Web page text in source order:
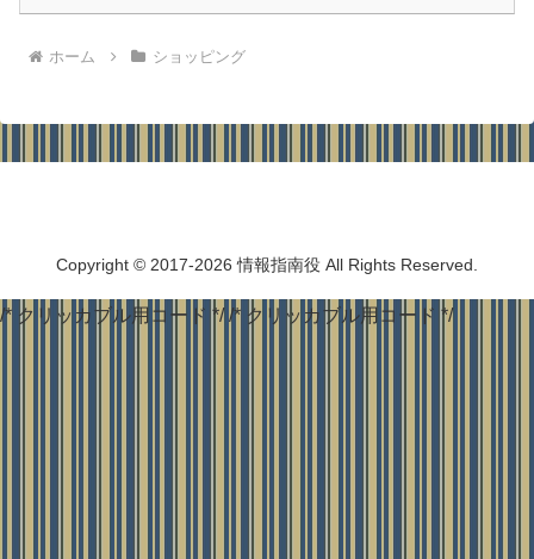
ホーム ショッピング
Copyright © 2017-2026 情報指南役 All Rights Reserved.
/* クリッカブル用コード */ /* クリッカブル用コード */